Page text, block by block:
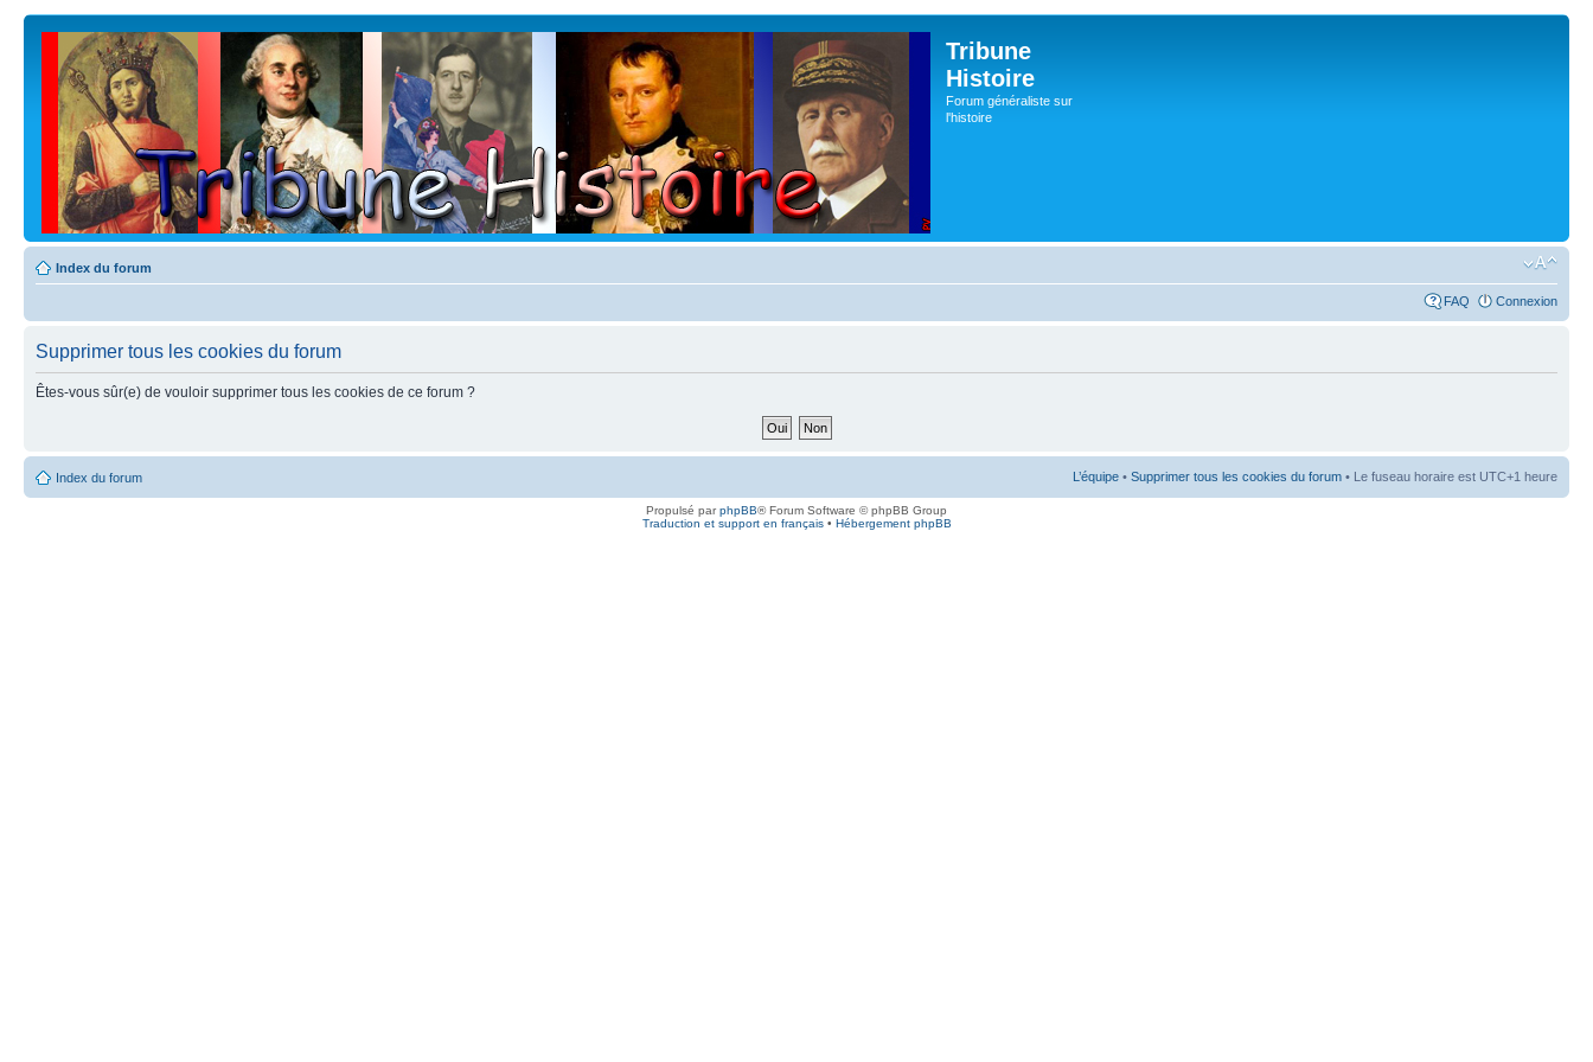
Tribune
Histoire
Forum généraliste sur
l'histoire
Index du forum
FAQ Connexion
Supprimer tous les cookies du forum
Êtes-vous sûr(e) de vouloir supprimer tous les cookies de ce forum ?
Index du forum L’équipe • Supprimer tous les cookies du forum • Le fuseau horaire est UTC+1 heure
Propulsé parphpBB® Forum Software © phpBB Group
Traduction et support en français• Hébergement phpBB